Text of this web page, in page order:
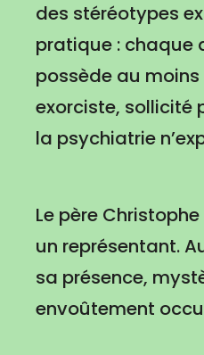
des stéréotypes
pratique : chaque
possède au
exorciste, sollicité
la psychiatrie
Le père
un représentant.
sa présence,
envoûtement